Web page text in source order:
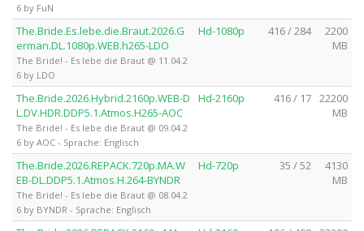
6 by FuN
The.Bride.Es.lebe.die.Braut.2026.G
erman.DL.1080p.WEB.h265-LDO
The Bride! - Es lebe die Braut @ 11.04.2
6 by LDO
Hd-1080p 416 / 284
2200
MB
The.Bride.2026.Hybrid.2160p.WEB-D
L.DV.HDR.DDP5.1.Atmos.H265-AOC
The Bride! - Es lebe die Braut @ 09.04.2
6 by AOC - Sprache: Englisch
Hd-2160p 416 / 17 22200
MB
The.Bride.2026.REPACK.720p.MA.W
EB-DL.DDP5.1.Atmos.H.264-BYNDR
The Bride! - Es lebe die Braut @ 08.04.2
6 by BYNDR - Sprache: Englisch
Hd-720p 35 / 52
4130
MB